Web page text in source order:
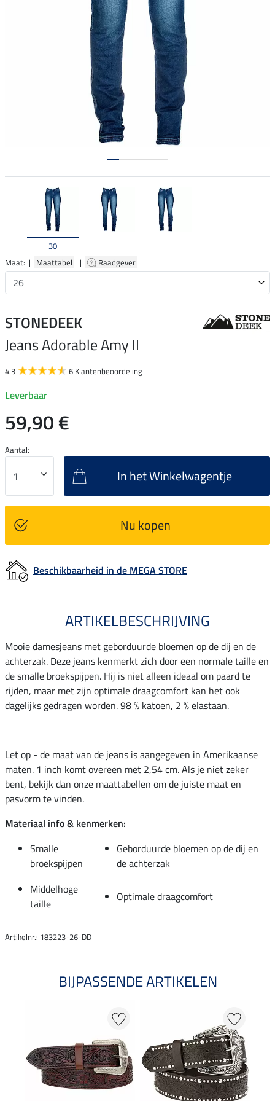
30
Maat: | Maattabel | Raadgever
STONEDEEK
Jeans Adorable Amy II
4.3 6 Klantenbeoordeling
Leverbaar
59,90 €
Aantal:
In het Winkelwagentje
Nu kopen
Beschikbaarheid in de MEGA STORE
ARTIKELBESCHRIJVING
Mooie damesjeans met geborduurde bloemen op de dij en de
achterzak. Deze jeans kenmerkt zich door een normale taille en
de smalle broekspijpen. Hij is niet alleen ideaal om paard te
rijden, maar met zijn optimale draagcomfort kan het ook
dagelijks gedragen worden. 98 % katoen, 2 % elastaan.
Let op - de maat van de jeans is aangegeven in Amerikaanse
maten. 1 inch komt overeen met 2,54 cm. Als je niet zeker
bent, bekijk dan onze maattabellen om de juiste maat en
pasvorm te vinden.
Materiaal info & kenmerken:
Smalle
broekspijpen
Geborduurde bloemen op de dij en
de achterzak
Middelhoge
taille
Optimale draagcomfort
Artikelnr.: 183223-26-DD
BIJPASSENDE ARTIKELEN